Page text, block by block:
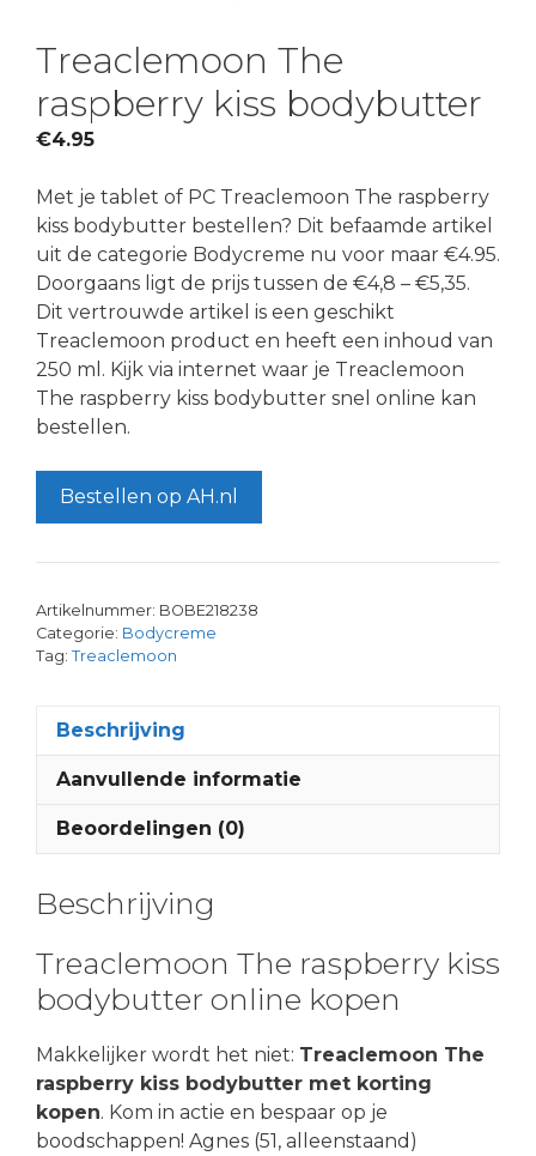
Treaclemoon The
raspberry kiss bodybutter
€4.95
Met je tablet of PC Treaclemoon The raspberry
kiss bodybutter bestellen? Dit befaamde artikel
uit de categorie Bodycreme nu voor maar €4.95.
Doorgaans ligt de prijs tussen de €4,8 – €5,35.
Dit vertrouwde artikel is een geschikt
Treaclemoon product en heeft een inhoud van
250 ml. Kijk via internet waar je Treaclemoon
The raspberry kiss bodybutter snel online kan
bestellen.
Bestellen op AH.nl
Artikelnummer: BOBE218238
Categorie: Bodycreme
Tag: Treaclemoon
Beschrijving
Aanvullende informatie
Beoordelingen (0)
Beschrijving
Treaclemoon The raspberry kiss
bodybutter online kopen
Makkelijker wordt het niet: Treaclemoon The
raspberry kiss bodybutter met korting
kopen. Kom in actie en bespaar op je
boodschappen! Agnes (51, alleenstaand)